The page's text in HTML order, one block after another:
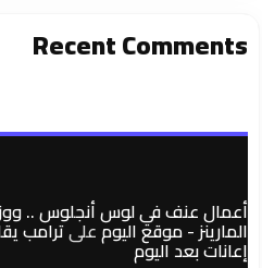
Recent Comments
أعمال عنف في لوس أنجلوس ..
المارينز - موقع اليومعلىترامب
إعانات بعد اليوم